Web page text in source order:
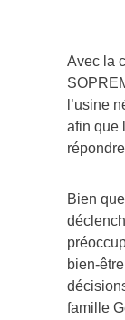
Avec la
l’usine
afin que
Bien
bien-
famille